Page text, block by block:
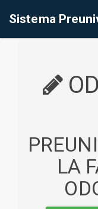
Sistema
LA